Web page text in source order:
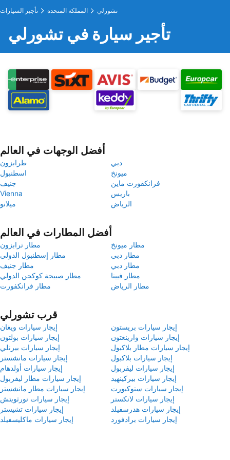
تأجير السيارات المملكة المتحدة تشورلي
تأجير سيارة في تشورلي
أفضل الوجهات في العالم
طرابزون
دبي
اسطنبول
ميونخ
جنيف
فرانكفورت ماين
Vienna
باريس
ميلانو
الرياض
أفضل المطارات في العالم
مطار ترابزون
مطار ميونخ
مطار إسطنبول الدولي
مطار دبي
مطار جنيف
مطار دبي
مطار صبيحة كوكجن الدولي
مطار فيينا
مطار فرانكفورت
مطار الرياض
قرب تشورلي
إيجار سيارات ويغان
إيجار سيارات بريستون
إيجار سيارات بولتون
إيجار سيارات وارينغتون
إيجار سيارات بيرنلي
إيجار سيارات مطار بلاكبول
إيجار سيارات مانشستر
إيجار سيارات بلاكبول
إيجار سيارات أولدهام
إيجار سيارات ليفربول
إيجار سيارات مطار ليفربول
إيجار سيارات بيركينهيد
إيجار سيارات مطار مانشستر
إيجار سيارات ستوكبورت
إيجار سيارات نورثويتش
إيجار سيارات لانكستر
إيجار سيارات تشيستر
إيجار سيارات هدرسفيلد
إيجار سيارات ماكليسفيلد
إيجار سيارات برادفورد